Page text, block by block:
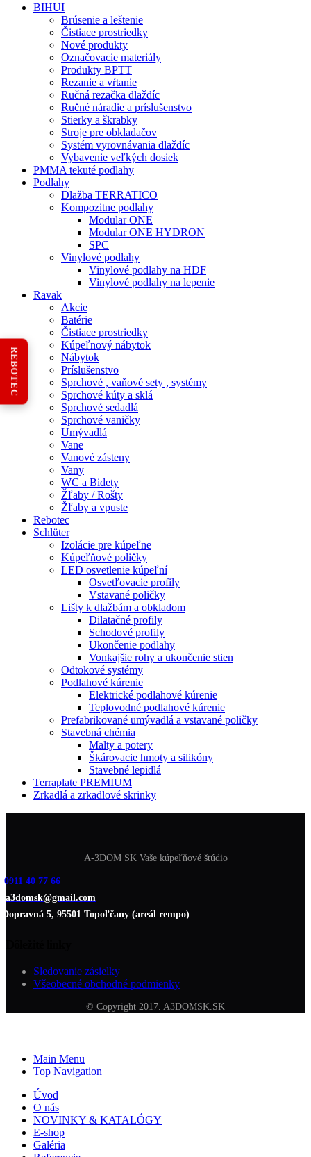
môžete
vybrať
na
stránke
produktu.
BIHUI
Brúsenie a leštenie
Čistiace prostriedky
Nové produkty
Označovacie materiály
Produkty BPTT
Rezanie a vŕtanie
Ručná rezačka dlaždíc
Ručné náradie a príslušenstvo
Stierky a škrabky
Stroje pre obkladačov
Systém vyrovnávania dlaždíc
Vybavenie veľkých dosiek
PMMA tekuté podlahy
Podlahy
Dlažba TERRATICO
Kompozitne podlahy
Modular ONE
Modular ONE HYDRON
SPC
Vinylové podlahy
Vinylové podlahy na HDF
Vinylové podlahy na lepenie
Ravak
Akcie
Batérie
Čistiace prostriedky
Kúpeľnový nábytok
Nábytok
Príslušenstvo
Sprchové , vaňové sety , systémy
Sprchové kúty a sklá
Sprchové sedadlá
Sprchové vaničky
Umývadlá
Vane
Vanové zásteny
Vany
WC a Bidety
Žľaby / Rošty
Žľaby a vpuste
Rebotec
Schlüter
Izolácie pre kúpeľne
Kúpeľňové poličky
LED osvetlenie kúpeľní
Osvetľovacie profily
Vstavané poličky
Lišty k dlažbám a obkladom
Dilatačné profily
Schodové profily
Ukončenie podlahy
Vonkajšie rohy a ukončenie stien
Odtokové systémy
Podlahové kúrenie
Elektrické podlahové kúrenie
Teplovodné podlahové kúrenie
Prefabrikované umývadlá a vstavané poličky
Stavebná chémia
Malty a potery
Škárovacie hmoty a silikóny
Stavebné lepidlá
Terraplate PREMIUM
Zrkadlá a zrkadlové skrinky
A-3DOM SK Vaše kúpeľňové štúdio
0911 40 77 66
a3domsk@gmail.com
Dopravná 5, 95501 Topoľčany (areál rempo)
Sledovanie zásielky
Všeobecné obchodné podmienky
© Copyright 2017. A3DOMSK.SK
Main Menu
Top Navigation
Úvod
O nás
NOVINKY & KATALÓGY
E-shop
Galéria
REBOTEC